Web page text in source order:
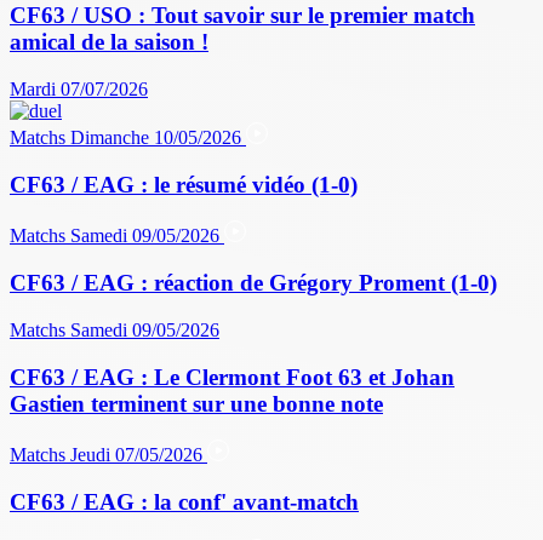
CF63 / USO : Tout savoir sur le premier match
amical de la saison !
Mardi 07/07/2026
Matchs Dimanche 10/05/2026
CF63 / EAG : le résumé vidéo (1-0)
Matchs Samedi 09/05/2026
CF63 / EAG : réaction de Grégory Proment (1-0)
Matchs Samedi 09/05/2026
CF63 / EAG : Le Clermont Foot 63 et Johan
Gastien terminent sur une bonne note
Matchs Jeudi 07/05/2026
CF63 / EAG : la conf' avant-match